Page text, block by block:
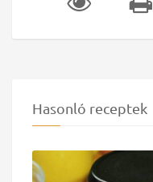
Hasonló receptek